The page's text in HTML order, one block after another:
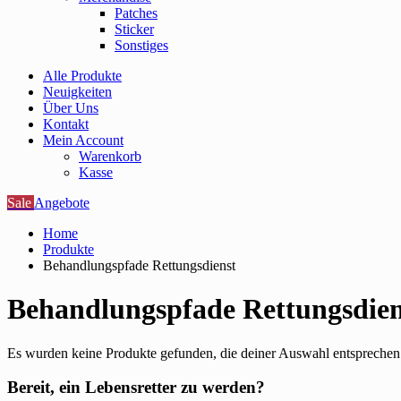
Patches
Sticker
Sonstiges
Alle Produkte
Neuigkeiten
Über Uns
Kontakt
Mein Account
Warenkorb
Kasse
Sale Angebote
Home
Produkte
Behandlungspfade Rettungsdienst
Behandlungspfade
Es wurden keine Produkte gefunden, die deiner Auswahl
Bereit, ein Lebensretter zu werden?